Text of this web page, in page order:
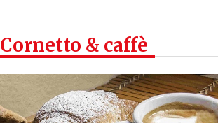
Cornetto & caffè